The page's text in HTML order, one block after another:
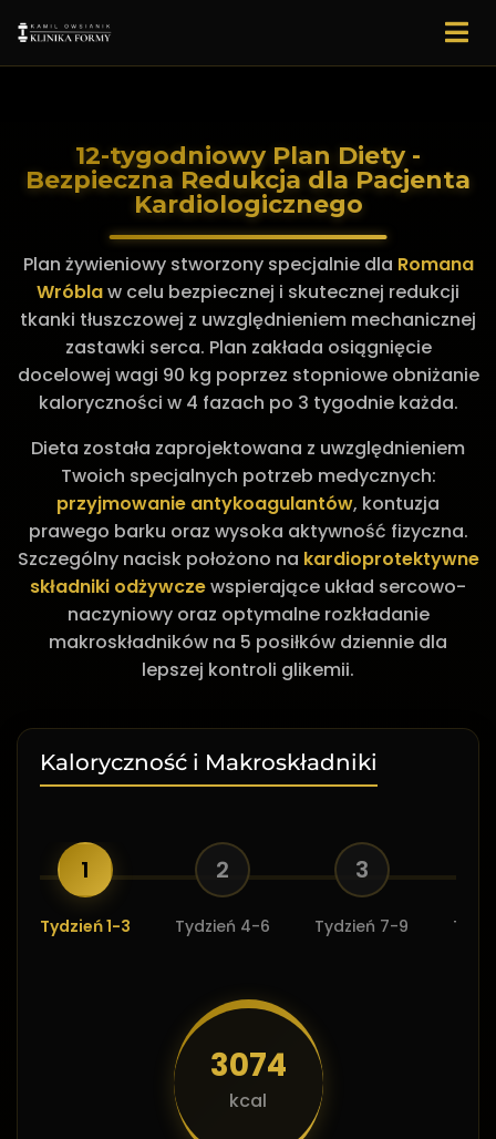
12-tygodniowy Plan Diety -
Bezpieczna Redukcja dla Pacjenta
Kardiologicznego
Plan żywieniowy stworzony specjalnie dla Romana
Wróblaw celu bezpiecznej i skutecznej redukcji
tkanki tłuszczowej z uwzględnieniem mechanicznej
zastawki serca. Plan zakłada osiągnięcie
docelowej wagi 90 kg poprzez stopniowe obniżanie
kaloryczności w 4 fazach po 3 tygodnie każda.
Dieta została zaprojektowana z uwzględnieniem
Twoich specjalnych potrzeb medycznych:
przyjmowanie antykoagulantów, kontuzja
prawego barku oraz wysoka aktywność fizyczna.
Szczególny nacisk położono na kardioprotektywne
składniki odżywczewspierające układ sercowo-
naczyniowy oraz optymalne rozkładanie
makroskładników na 5 posiłków dziennie dla
lepszej kontroli glikemii.
Kaloryczność i Makroskładniki
1
Tydzień 1-3
2
Tydzień 4-6
3
Tydzień 7-9
3074
kcal